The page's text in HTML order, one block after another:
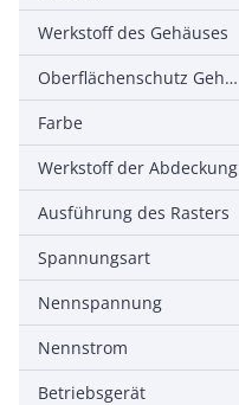
Werkstoff des Gehäuses
Oberflächenschutz Gehäuse
Farbe
Werkstoff der Abdeckung
Ausführung des Rasters
Spannungsart
Nennspannung
Nennstrom
Betriebsgerät